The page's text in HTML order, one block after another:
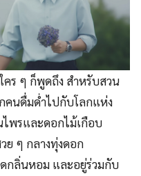
คร ๆ ก็พูดถึง สำหรับสวน
คนดื่มด่ำไปกับโลกแห่ง
พรและดอกไม้เกือบ
ย ๆ กลางทุ่งดอก
กลิ่นหอม และอยู่ร่วมกับ